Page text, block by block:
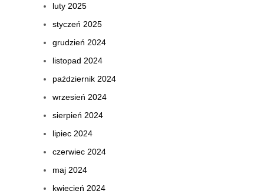
luty 2025
styczeń 2025
grudzień 2024
listopad 2024
październik 2024
wrzesień 2024
sierpień 2024
lipiec 2024
czerwiec 2024
maj 2024
kwiecień 2024